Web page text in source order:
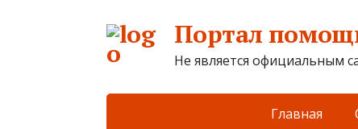
Портал
Не является официальным
Главная